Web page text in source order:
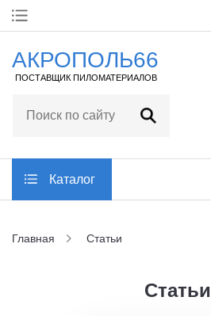
Главная
Статьи
АКРОПОЛЬ66
ПОСТАВЩИК ПИЛОМАТЕРИАЛОВ
Каталог
Главная Статьи
Статьи